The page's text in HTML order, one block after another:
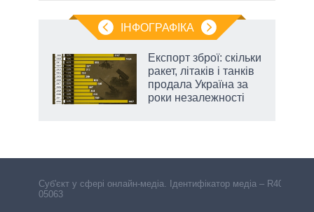
ІНФОГРАФІКА
Експорт зброї: скільки
ракет, літаків і танків
продала Україна за
роки незалежності
Cуб'єкт у сфері онлайн-медіа. Ідентифікатор медіа – R40-
05063